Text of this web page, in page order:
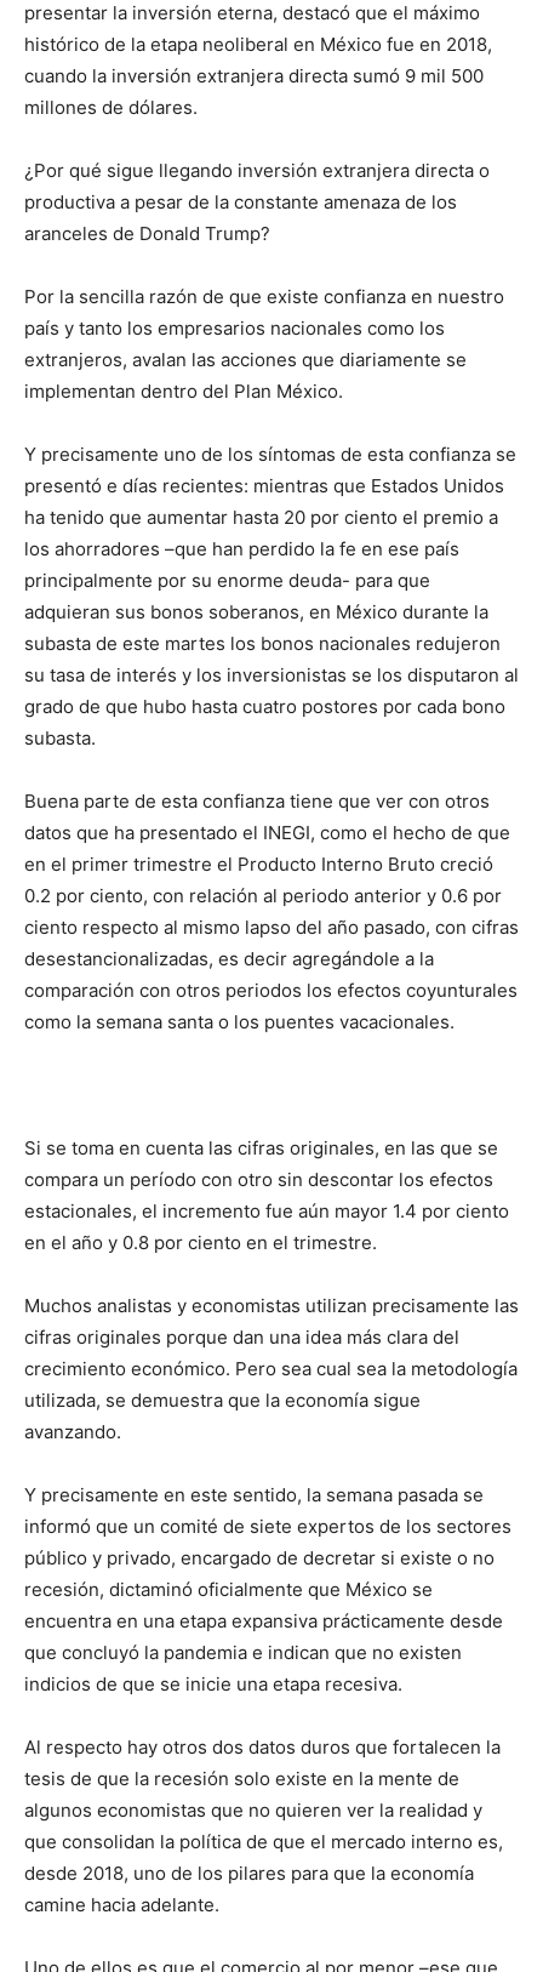
presentar la inversión eterna, destacó que el máximo
histórico de la etapa neoliberal en México fue en 2018,
cuando la inversión extranjera directa sumó 9 mil 500
millones de dólares.
¿Por qué sigue llegando inversión extranjera directa o
productiva a pesar de la constante amenaza de los
aranceles de Donald Trump?
Por la sencilla razón de que existe confianza en nuestro
país y tanto los empresarios nacionales como los
extranjeros, avalan las acciones que diariamente se
implementan dentro del Plan México.
Y precisamente uno de los síntomas de esta confianza se
presentó e días recientes: mientras que Estados Unidos
ha tenido que aumentar hasta 20 por ciento el premio a
los ahorradores –que han perdido la fe en ese país
principalmente por su enorme deuda- para que
adquieran sus bonos soberanos, en México durante la
subasta de este martes los bonos nacionales redujeron
su tasa de interés y los inversionistas se los disputaron al
grado de que hubo hasta cuatro postores por cada bono
subasta.
Buena parte de esta confianza tiene que ver con otros
datos que ha presentado el INEGI, como el hecho de que
en el primer trimestre el Producto Interno Bruto creció
0.2 por ciento, con relación al periodo anterior y 0.6 por
ciento respecto al mismo lapso del año pasado, con cifras
desestancionalizadas, es decir agregándole a la
comparación con otros periodos los efectos coyunturales
como la semana santa o los puentes vacacionales.
Si se toma en cuenta las cifras originales, en las que se
compara un período con otro sin descontar los efectos
estacionales, el incremento fue aún mayor 1.4 por ciento
en el año y 0.8 por ciento en el trimestre.
Muchos analistas y economistas utilizan precisamente las
cifras originales porque dan una idea más clara del
crecimiento económico. Pero sea cual sea la metodología
utilizada, se demuestra que la economía sigue
avanzando.
Y precisamente en este sentido, la semana pasada se
informó que un comité de siete expertos de los sectores
público y privado, encargado de decretar si existe o no
recesión, dictaminó oficialmente que México se
encuentra en una etapa expansiva prácticamente desde
que concluyó la pandemia e indican que no existen
indicios de que se inicie una etapa recesiva.
Al respecto hay otros dos datos duros que fortalecen la
tesis de que la recesión solo existe en la mente de
algunos economistas que no quieren ver la realidad y
que consolidan la política de que el mercado interno es,
desde 2018, uno de los pilares para que la economía
camine hacia adelante.